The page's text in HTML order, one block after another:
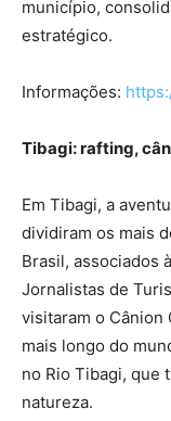
município,
estratégico.
Informações:
Tibagi: rafting,
Em Tibagi, a
dividiram os mais
Brasil, associados
Jornalistas de
visitaram o Cânion
mais longo do
no Rio Tibagi, que
natureza.